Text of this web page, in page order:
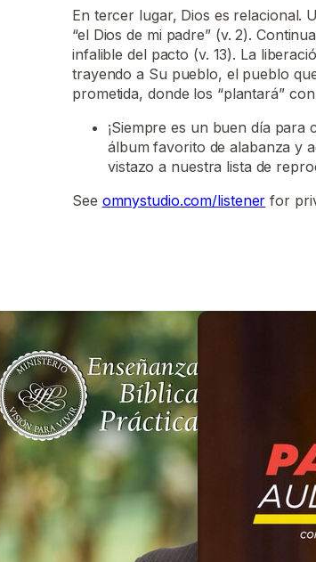
En tercer lugar, Dios es relacional.
“el Dios de mi padre” (v. 2).
infalible del pacto (v. 13). La
trayendo a Su pueblo, el pueblo
prometida, donde los “plantará”
¡Siempre es un buen día
álbum favorito de alabanza y
vistazo a nuestra lista de
See omnystudio.com/listener for